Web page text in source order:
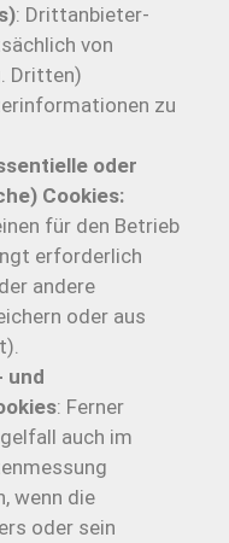
: Drittanbieter-
von
Dritten)
zu
oder
Cookies:
für den Betrieb
erforderlich
andere
oder aus
und
: Ferner
auch im
wenn die
oder sein